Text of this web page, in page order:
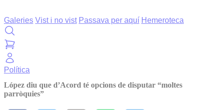
Galeries Vist i no vist Passava per aquí Hemeroteca
Política
López diu que d’Acord té opcions de disputar “moltes
parròquies”